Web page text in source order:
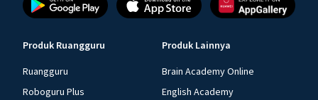
Produk Ruangguru
Ruangguru
Roboguru Plus
Produk Lainnya
Brain Academy Online
English Academy